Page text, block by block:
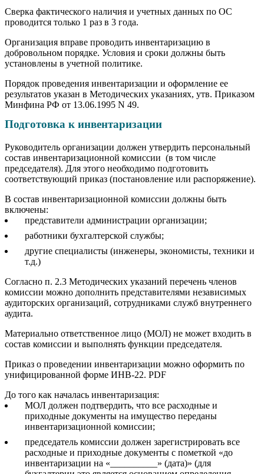
Сверка фактического наличия и учетных данных по ОС
проводится только 1 раз в 3 года.
Организация вправе проводить инвентаризацию в
добровольном порядке. Условия и сроки должны быть
установлены в учетной политике.
Порядок проведения инвентаризации и оформление ее
результатов указан в Методических указаниях, утв. Приказом
Минфина РФ от 13.06.1995 N 49.
Подготовка к инвентаризации
Руководитель организации должен утвердить персональный
состав инвентаризационной комиссии (в том числе
председателя). Для этого необходимо подготовить
соответствующий приказ (постановление или распоряжение).
В состав инвентаризационной комиссии должны быть
включены:
представители администрации организации;
работники бухгалтерской службы;
другие специалисты (инженеры, экономисты, техники и
т.д.)
Согласно п. 2.3 Методических указаний перечень членов
комиссии можно дополнить представителями независимых
аудиторских организаций, сотрудниками служб внутреннего
аудита.
Материально ответственное лицо (МОЛ) не может входить в
состав комиссии и выполнять функции председателя.
Приказ о проведении инвентаризации можно оформить по
унифицированной форме ИНВ-22. PDF
До того как началась инвентаризация:
МОЛ должен подтвердить, что все расходные и
приходные документы на имущество переданы
инвентаризационной комиссии;
председатель комиссии должен зарегистрировать все
расходные и приходные документы с пометкой «до
инвентаризации на «__________» (дата)» (для